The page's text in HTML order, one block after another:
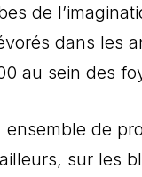
de
dans les
au sein des
de
sur les